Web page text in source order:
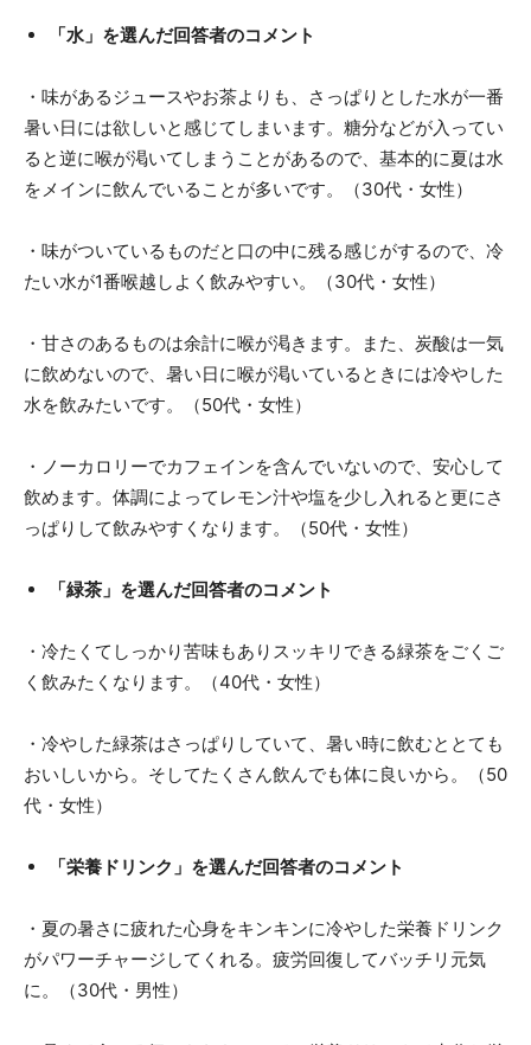
「水」を選んだ回答者のコメント
・味があるジュースやお茶よりも、さっぱりとした水が一番
暑い日には欲しいと感じてしまいます。糖分などが入ってい
ると逆に喉が渇いてしまうことがあるので、基本的に夏は水
をメインに飲んでいることが多いです。（30代・女性）
・味がついているものだと口の中に残る感じがするので、冷
たい水が1番喉越しよく飲みやすい。（30代・女性）
・甘さのあるものは余計に喉が渇きます。また、炭酸は一気
に飲めないので、暑い日に喉が渇いているときには冷やした
水を飲みたいです。（50代・女性）
・ノーカロリーでカフェインを含んでいないので、安心して
飲めます。体調によってレモン汁や塩を少し入れると更にさ
っぱりして飲みやすくなります。（50代・女性）
「緑茶」を選んだ回答者のコメント
・冷たくてしっかり苦味もありスッキリできる緑茶をごくご
く飲みたくなります。（40代・女性）
・冷やした緑茶はさっぱりしていて、暑い時に飲むととても
おいしいから。そしてたくさん飲んでも体に良いから。（50
代・女性）
「栄養ドリンク」を選んだ回答者のコメント
・夏の暑さに疲れた心身をキンキンに冷やした栄養ドリンク
がパワーチャージしてくれる。疲労回復してバッチリ元気
に。（30代・男性）